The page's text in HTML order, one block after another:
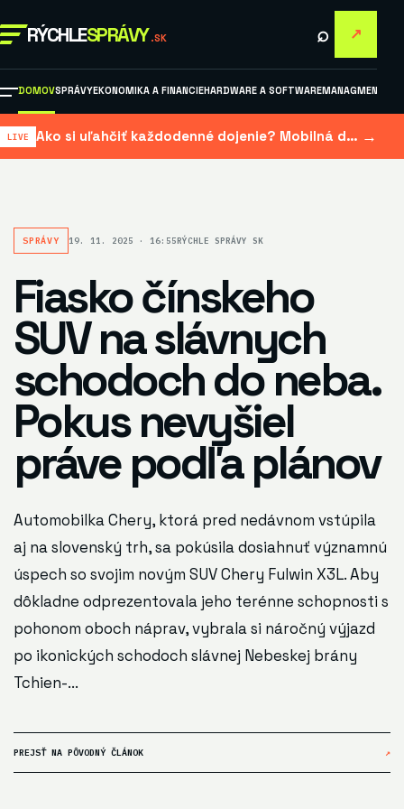
RÝCHLESPRÁVY .SK ⌕ ↗
DOMOVSPRÁVYEKONOMIKA A FINANCIEHARDWARE A SOFTWAREMANAGMENT A
Ako si uľahčiť každodenné dojenie? Mobilná dojačka šetrí čas aj námahu →
SPRÁVY 19. 11. 2025 · 16:55RÝCHLE SPRÁVY SK
Fiasko čínskeho
SUV na slávnych
schodoch do neba.
Pokus nevyšiel
práve podľa plánov
Automobilka Chery, ktorá pred nedávnom vstúpila
aj na slovenský trh, sa pokúsila dosiahnuť významnú
úspech so svojim novým SUV Chery Fulwin X3L. Aby
dôkladne odprezentovala jeho terénne schopnosti s
pohonom oboch náprav, vybrala si náročný výjazd
po ikonických schodoch slávnej Nebeskej brány
Tchien-...
PREJSŤ NA PÔVODNÝ ČLÁNOK ↗